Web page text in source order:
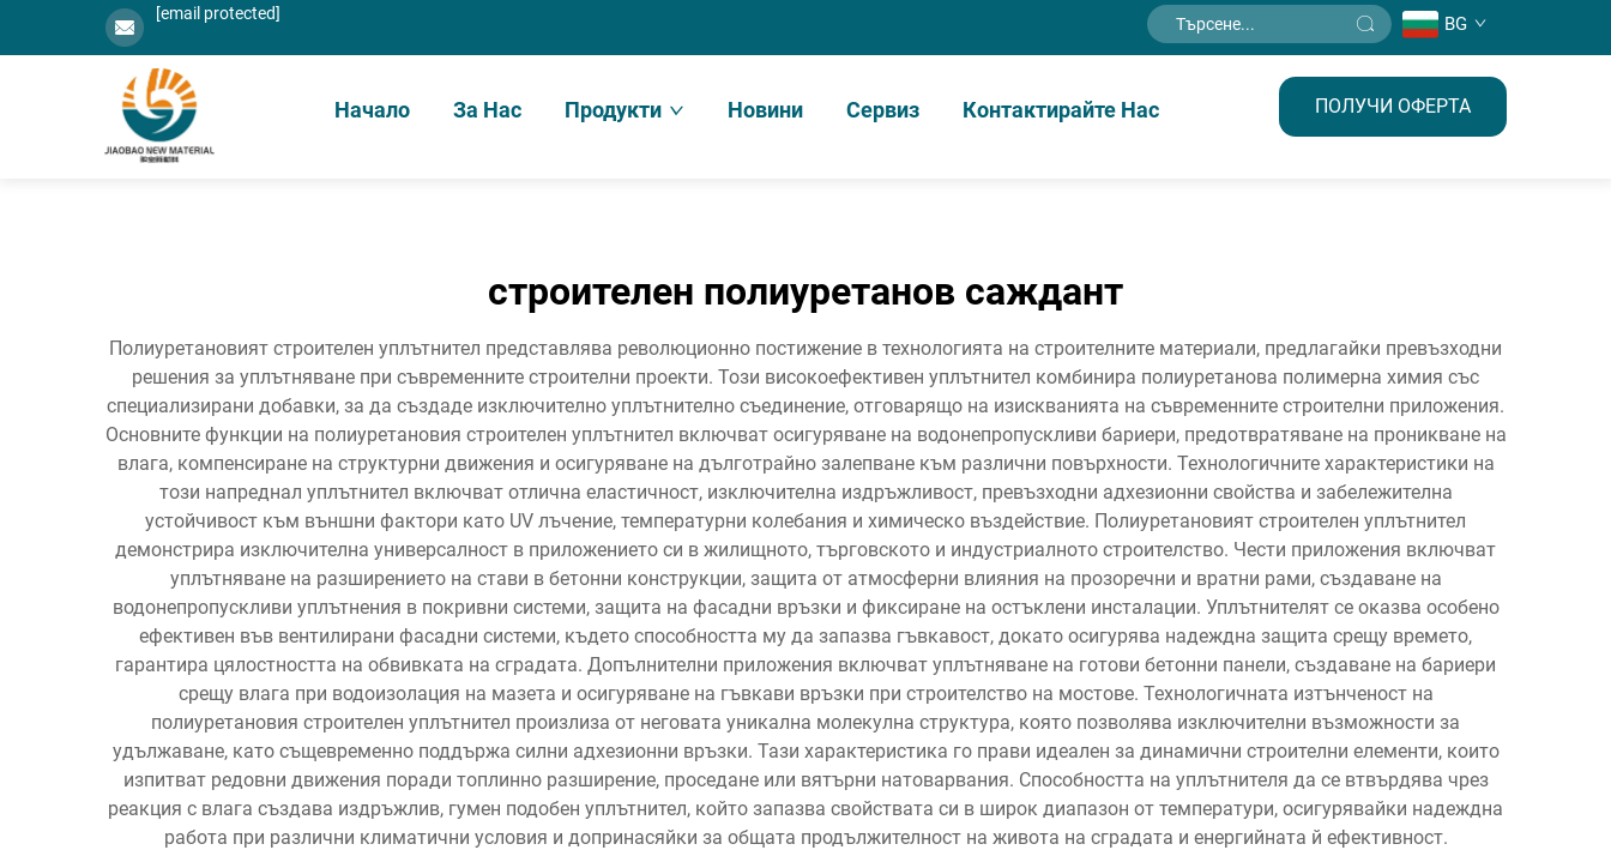
[email protected] BG
Начало За Нас Продукти Новини Сервиз Контактирайте Нас ПОЛУЧИ ОФЕРТА
строителен полиуретанов саждант
Полиуретановият строителен уплътнител представлява революционно постижение в технологията на строителните материали, предлагайки превъзходни
решения за уплътняване при съвременните строителни проекти. Този високоефективен уплътнител комбинира полиуретанова полимерна химия със
специализирани добавки, за да създаде изключително уплътнително съединение, отговарящо на изискванията на съвременните строителни приложения.
Основните функции на полиуретановия строителен уплътнител включват осигуряване на водонепропускливи бариери, предотвратяване на проникване на
влага, компенсиране на структурни движения и осигуряване на дълготрайно залепване към различни повърхности. Технологичните характеристики на
този напреднал уплътнител включват отлична еластичност, изключителна издръжливост, превъзходни адхезионни свойства и забележителна
устойчивост към външни фактори като UV лъчение, температурни колебания и химическо въздействие. Полиуретановият строителен уплътнител
демонстрира изключителна универсалност в приложението си в жилищното, търговското и индустриалното строителство. Чести приложения включват
уплътняване на разширението на стави в бетонни конструкции, защита от атмосферни влияния на прозоречни и вратни рами, създаване на
водонепропускливи уплътнения в покривни системи, защита на фасадни връзки и фиксиране на остъклени инсталации. Уплътнителят се оказва особено
ефективен във вентилирани фасадни системи, където способността му да запазва гъвкавост, докато осигурява надеждна защита срещу времето,
гарантира цялостността на обвивката на сградата. Допълнителни приложения включват уплътняване на готови бетонни панели, създаване на бариери
срещу влага при водоизолация на мазета и осигуряване на гъвкави връзки при строителство на мостове. Технологичната изтънченост на
полиуретановия строителен уплътнител произлиза от неговата уникална молекулна структура, която позволява изключителни възможности за
удължаване, като същевременно поддържа силни адхезионни връзки. Тази характеристика го прави идеален за динамични строителни елементи, които
изпитват редовни движения поради топлинно разширение, проседане или вятърни натоварвания. Способността на уплътнителя да се втвърдява чрез
реакция с влага създава издръжлив, гумен подобен уплътнител, който запазва свойствата си в широк диапазон от температури, осигурявайки надеждна
работа при различни климатични условия и допринасяйки за общата продължителност на живота на сградата и енергийната й ефективност.